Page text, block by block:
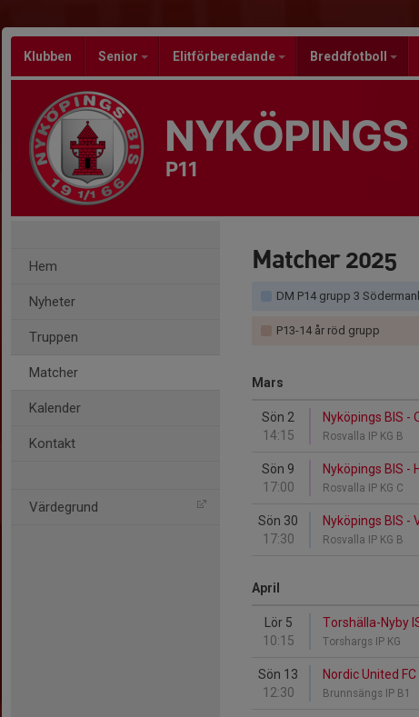
Klubben Senior Elitförberedande Breddfotboll
P11
Hem
Nyheter
Truppen
Matcher
Kalender
Kontakt
Värdegrund
Matcher 2025
DM P14 grupp 3
P13-14 år röd grupp
Mars
Sön 2
14:15
Nyköpings BIS -
Rosvalla IP KG B
Sön 9
17:00
Nyköpings BIS -
Rosvalla IP KG C
Sön 30
17:30
Nyköpings BIS -
Rosvalla IP KG B
April
Lör 5
10:15
Torshälla-Nyby
Torshargs IP KG
Sön 13
12:30
Nordic United
Brunnsängs IP B1